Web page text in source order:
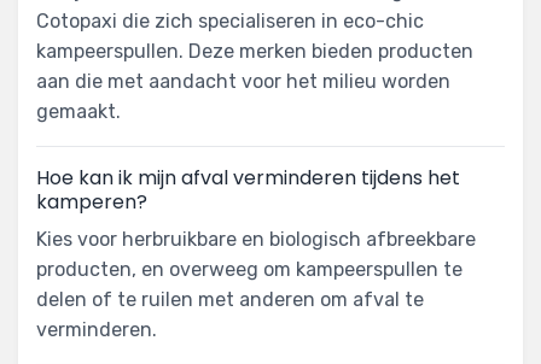
Cotopaxi die zich specialiseren in eco-chic
kampeerspullen. Deze merken bieden producten
aan die met aandacht voor het milieu worden
gemaakt.
Hoe kan ik mijn afval verminderen tijdens het
kamperen?
Kies voor herbruikbare en biologisch afbreekbare
producten, en overweeg om kampeerspullen te
delen of te ruilen met anderen om afval te
verminderen.